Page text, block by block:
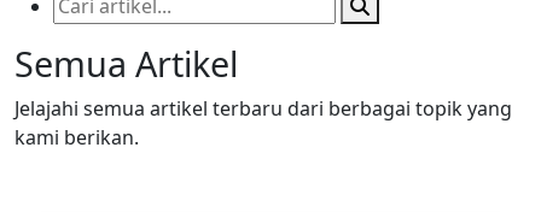
Semua Artikel
Jelajahi semua artikel terbaru dari berbagai topik yang
kami berikan.